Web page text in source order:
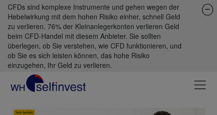
CFDs sind komplexe Instrumente und gehen wegen der
Hebelwirkung mit dem hohen Risiko einher, schnell Geld
zu verlieren. 76% der Kleinanlegerkonten verlieren Geld
beim CFD-Handel mit diesem Anbieter. Sie sollten
überlegen, ob Sie verstehen, wie CFD funktionieren, und
ob Sie es sich leisten können, das hohe Risiko
einzugehen, Ihr Geld zu verlieren.